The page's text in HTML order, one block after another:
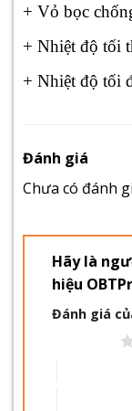
+ Vỏ bọc
+ Nhiệt độ tối
+ Nhiệt độ tối
Đánh giá
Chưa có đánh
Hãy là
hiệu
Đánh giá